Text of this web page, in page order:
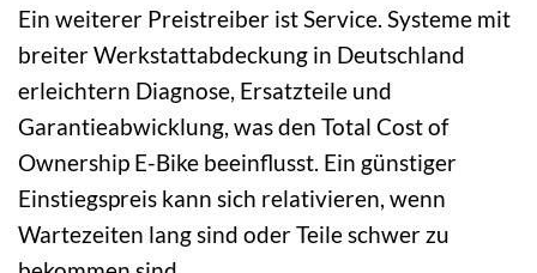
Ein weiterer Preistreiber ist Service. Systeme mit
breiter Werkstattabdeckung in Deutschland
erleichtern Diagnose, Ersatzteile und
Garantieabwicklung, was den Total Cost of
Ownership E-Bike beeinflusst. Ein günstiger
Einstiegspreis kann sich relativieren, wenn
Wartezeiten lang sind oder Teile schwer zu